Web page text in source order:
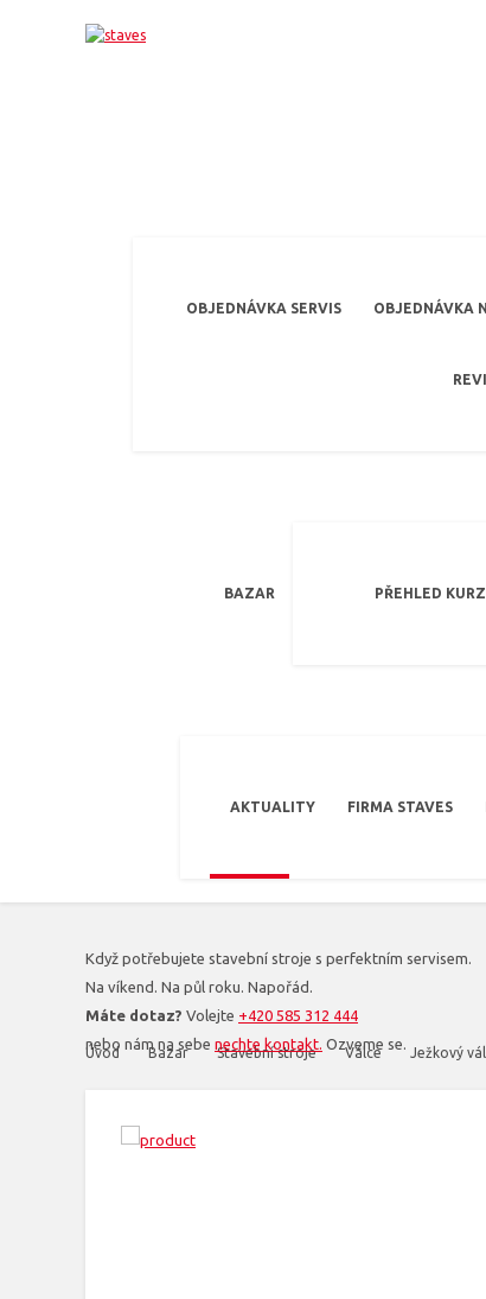
OBJEDNÁVKA SERVIS OBJEDNÁVKA
BAZAR PŘEHLED
AKTUALITY FIRMA STAVES
Když potřebujete stavební stroje s perfektním servisem.
Na víkend. Na půl roku. Napořád.
Máte dotaz? Volejte +420 585 312 444
nebo nám na sebe nechte kontakt. Ozveme se.
Úvod Bazar Stavební stroje Válce Ježkový